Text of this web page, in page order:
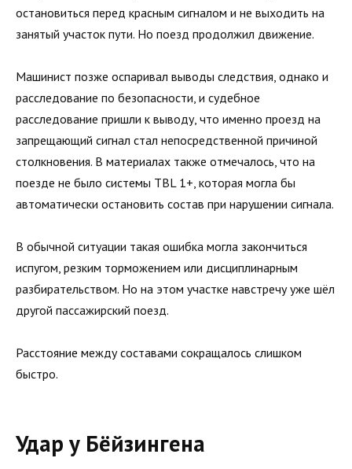
остановиться перед красным сигналом и не выходить на
занятый участок пути. Но поезд продолжил движение.
Машинист позже оспаривал выводы следствия, однако и
расследование по безопасности, и судебное
расследование пришли к выводу, что именно проезд на
запрещающий сигнал стал непосредственной причиной
столкновения. В материалах также отмечалось, что на
поезде не было системы TBL 1+, которая могла бы
автоматически остановить состав при нарушении сигнала.
В обычной ситуации такая ошибка могла закончиться
испугом, резким торможением или дисциплинарным
разбирательством. Но на этом участке навстречу уже шёл
другой пассажирский поезд.
Расстояние между составами сокращалось слишком
быстро.
Удар у Бёйзингена